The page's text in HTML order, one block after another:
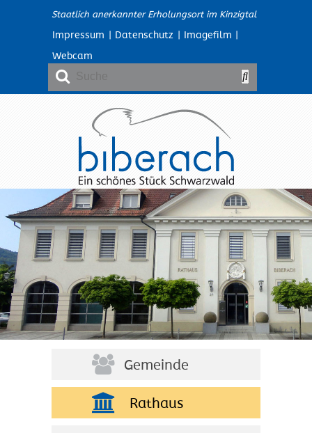
Staatlich anerkannter Erholungsort im Kinzigtal
Impressum | Datenschutz | Imagefilm |
Webcam
Gemeinde
Rathaus